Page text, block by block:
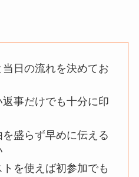
日の流れを決めてお
事だけでも十分に印
盛らず早めに伝える
を使えば初参加でも